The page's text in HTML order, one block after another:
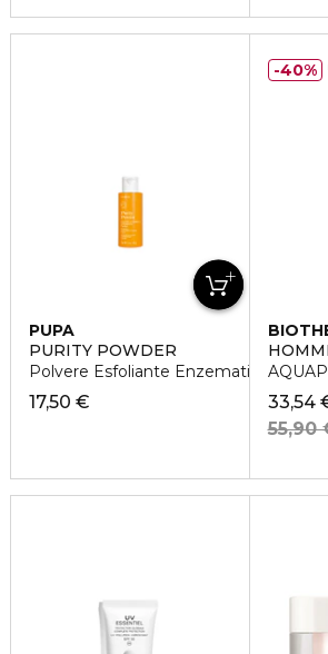
PUPA
PURITY POWDER
Polvere Esfoliante Enzematica
17,50 €
33,54
55,90
40%